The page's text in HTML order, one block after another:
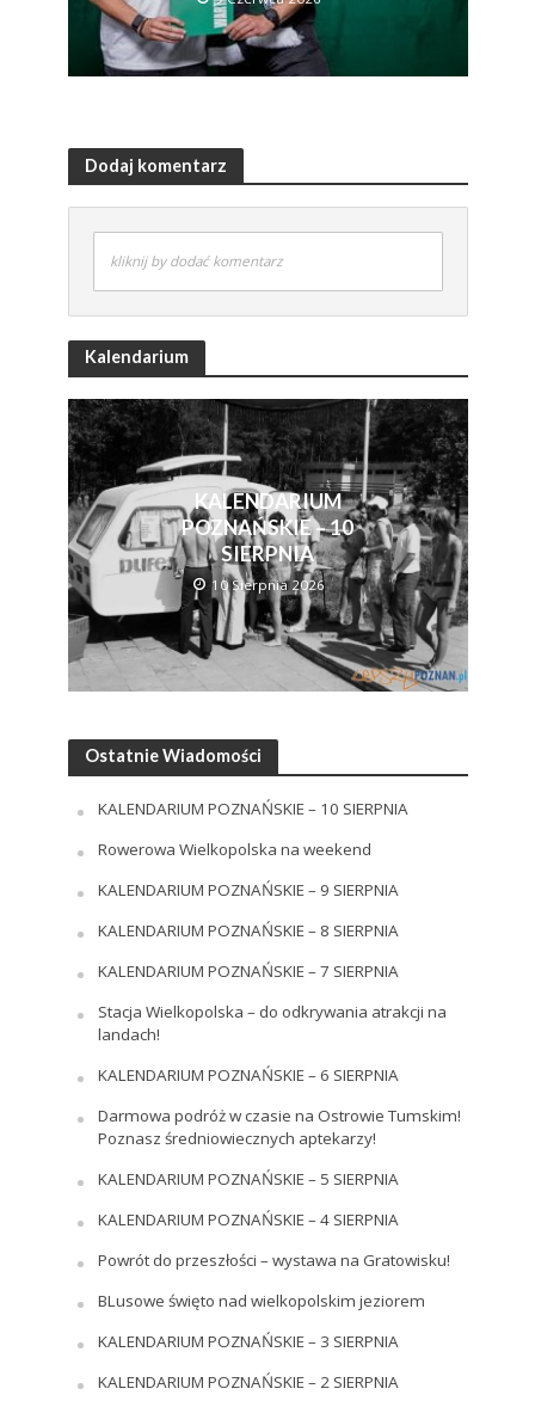
Dodaj komentarz
kliknij by dodać komentarz
Kalendarium
KALENDARIUM
POZNAŃSKIE – 10
SIERPNIA
10 Sierpnia 2026
Ostatnie Wiadomości
KALENDARIUM POZNAŃSKIE – 10 SIERPNIA
Rowerowa Wielkopolska na weekend
KALENDARIUM POZNAŃSKIE – 9 SIERPNIA
KALENDARIUM POZNAŃSKIE – 8 SIERPNIA
KALENDARIUM POZNAŃSKIE – 7 SIERPNIA
Stacja Wielkopolska – do odkrywania atrakcji na
landach!
KALENDARIUM POZNAŃSKIE – 6 SIERPNIA
Darmowa podróż w czasie na Ostrowie Tumskim!
Poznasz średniowiecznych aptekarzy!
KALENDARIUM POZNAŃSKIE – 5 SIERPNIA
KALENDARIUM POZNAŃSKIE – 4 SIERPNIA
Powrót do przeszłości – wystawa na Gratowisku!
BLusowe święto nad wielkopolskim jeziorem
KALENDARIUM POZNAŃSKIE – 3 SIERPNIA
KALENDARIUM POZNAŃSKIE – 2 SIERPNIA